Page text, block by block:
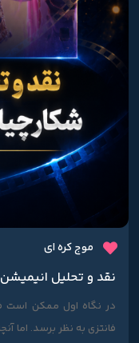
موج کره ای
نقد و تحلیل
در نگاه اول ممکن است
فانتزی به نظر برسد. اما